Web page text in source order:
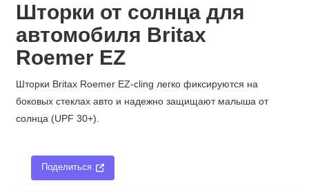
Шторки от солнца для
автомобиля Britax
Roemer EZ
Шторки Britax Roemer EZ-cling легко фиксируются на
боковых стеклах авто и надежно защищают малыша от
солнца (UPF 30+).
Поделиться